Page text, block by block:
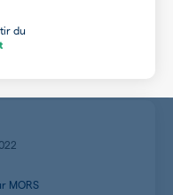
du
MORS